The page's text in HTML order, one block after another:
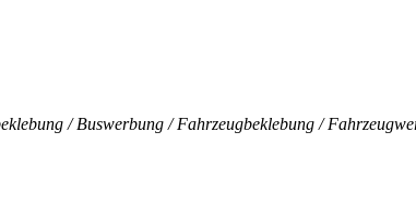
/ Buswerbung / Fahrzeugbeklebung /